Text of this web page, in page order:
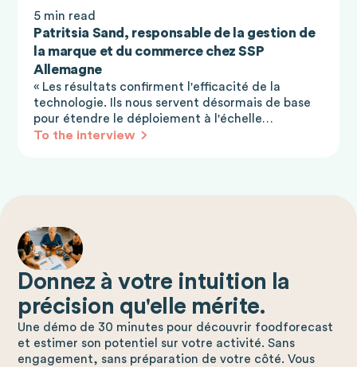
5 min read
Patritsia Sand, responsable de la gestion de
la marque et du commerce chez SSP
Allemagne
« Les résultats confirment l'efficacité de la
technologie. Ils nous servent désormais de base
pour étendre le déploiement à l'échelle
nationale. »
To the interview
Donnez à votre intuition la
précision qu'elle mérite.
Une démo de 30 minutes pour découvrir foodforecast
et estimer son potentiel sur votre activité. Sans
engagement, sans préparation de votre côté. Vous